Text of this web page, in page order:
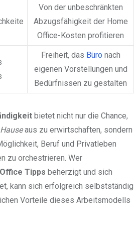
Von der unbeschränkten
Abzugsfähigkeit der Home
Office-Kosten profitieren
Freiheit, das Büronach
eigenen Vorstellungen und
Bedürfnissen zu gestalten
bietet nicht nur die Chance,
aus zu erwirtschaften, sondern
Beruf und Privatleben
zu orchestrieren. Wer
Tipps beherzigt und sich
kann sich erfolgreich selbstständig
Vorteile dieses Arbeitsmodells